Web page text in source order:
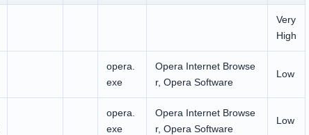
Very
High
opera.
exe
Opera Internet Browse
r, Opera Software
Low
opera.
exe
Opera Internet Browse
r, Opera Software
Low